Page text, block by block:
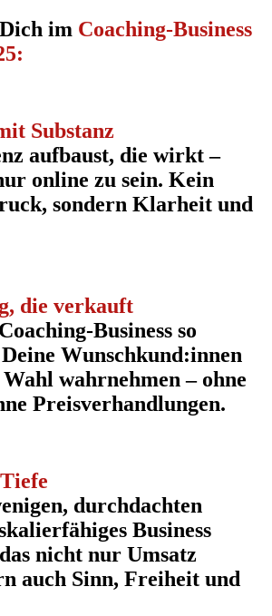
im Coaching-Business
Substanz
aufbaust, die wirkt –
online zu sein. Kein
sondern Klarheit und
die verkauft
Business so
Wunschkund:innen
wahrnehmen – ohne
Preisverhandlungen.
durchdachten
Business
nicht nur Umsatz
auch Sinn, Freiheit und